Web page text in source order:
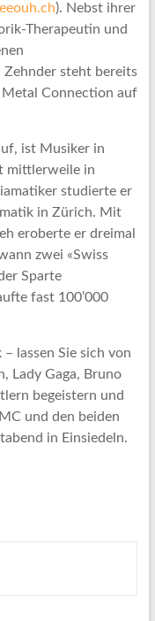
). Nebst ihrer
Therapeutin und
Zehnder steht bereits
Connection auf
ist Musiker in
mittlerweile in
studierte er
in Zürich. Mit
eroberte er dreimal
zwei «Swiss
Sparte
fast 100’000
lassen Sie sich von
Lady Gaga, Bruno
begeistern und
und den beiden
in Einsiedeln.